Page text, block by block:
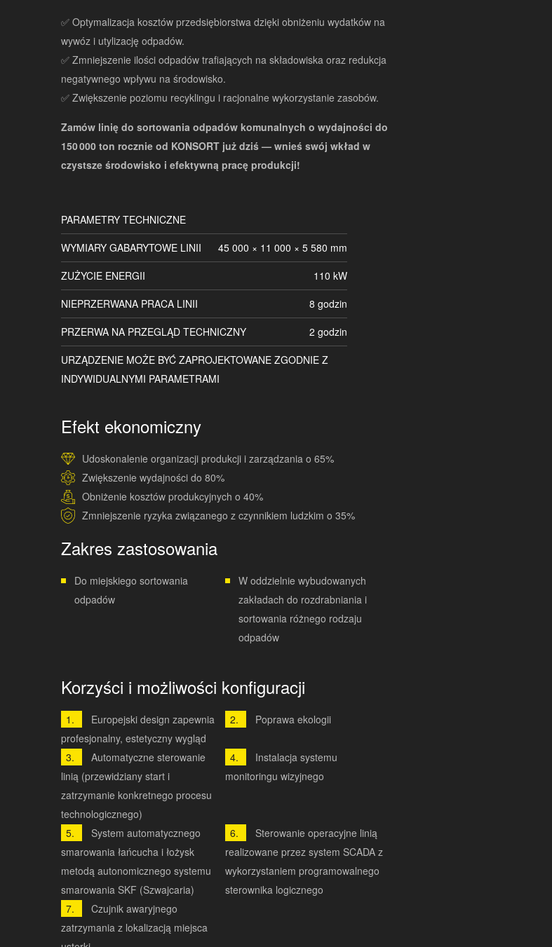
✅ Optymalizacja kosztów przedsiębiorstwa dzięki obniżeniu wydatków na
wywóz i utylizację odpadów.
✅ Zmniejszenie ilości odpadów trafiających na składowiska oraz redukcja
negatywnego wpływu na środowisko.
✅ Zwiększenie poziomu recyklingu i racjonalne wykorzystanie zasobów.
Zamów linię do sortowania odpadów komunalnych o wydajności do
150 000 ton rocznie od KONSORT już dziś — wnieś swój wkład w
czystsze środowisko i efektywną pracę produkcji!
PARAMETRY TECHNICZNE
WYMIARY GABARYTOWE LINII
45 000 × 11 000 × 5 580 mm
ZUŻYCIE ENERGII
110 kW
NIEPRZERWANA PRACA LINII
8 godzin
PRZERWA NA PRZEGLĄD TECHNICZNY
2 godzin
URZĄDZENIE MOŻE BYĆ ZAPROJEKTOWANE ZGODNIE Z
INDYWIDUALNYMI PARAMETRAMI
Efekt ekonomiczny
Udoskonalenie organizacji produkcji i zarządzania o 65%
Zwiększenie wydajności do 80%
Obniżenie kosztów produkcyjnych o 40%
Zmniejszenie ryzyka związanego z czynnikiem ludzkim o 35%
Zakres zastosowania
Do miejskiego sortowania
odpadów
W oddzielnie wybudowanych
zakładach do rozdrabniania i
sortowania różnego rodzaju
odpadów
Korzyści i możliwości konfiguracji
Europejski design zapewnia
profesjonalny, estetyczny wygląd
Poprawa ekologii
Automatyczne sterowanie
linią (przewidziany start i
zatrzymanie konkretnego procesu
technologicznego)
Instalacja systemu
monitoringu wizyjnego
System automatycznego
smarowania łańcucha i łożysk
metodą autonomicznego systemu
smarowania SKF (Szwajcaria)
Sterowanie operacyjne linią
realizowane przez system SCADA z
wykorzystaniem programowalnego
sterownika logicznego
Czujnik awaryjnego
zatrzymania z lokalizacją miejsca